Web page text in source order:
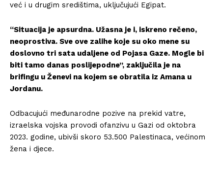
već i u drugim središtima, uključujući Egipat.
“Situacija je apsurdna. Užasna je i, iskreno rečeno,
neoprostiva. Sve ove zalihe koje su oko mene su
doslovno tri sata udaljene od Pojasa Gaze. Mogle bi
biti tamo danas poslijepodne”, zaključila je na
brifingu u Ženevi na kojem se obratila iz Amana u
Jordanu.
Odbacujući međunarodne pozive na prekid vatre,
izraelska vojska provodi ofanzivu u Gazi od oktobra
2023. godine, ubivši skoro 53.500 Palestinaca, većinom
žena i djece.